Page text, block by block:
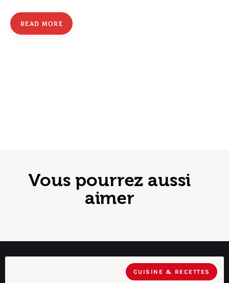
READ MORE
Vous pourrez aussi
aimer
CUISINE & RECETTES